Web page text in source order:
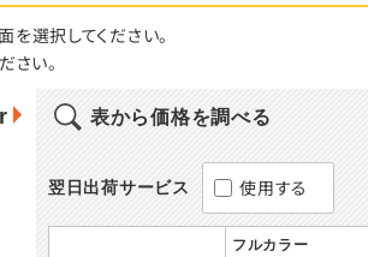
選択してください。
さい。
表から価格を調べる
翌日出荷サービス 使用する
フルカラー